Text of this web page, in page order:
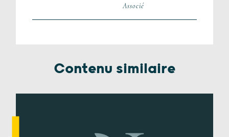
Associé
Contenu similaire